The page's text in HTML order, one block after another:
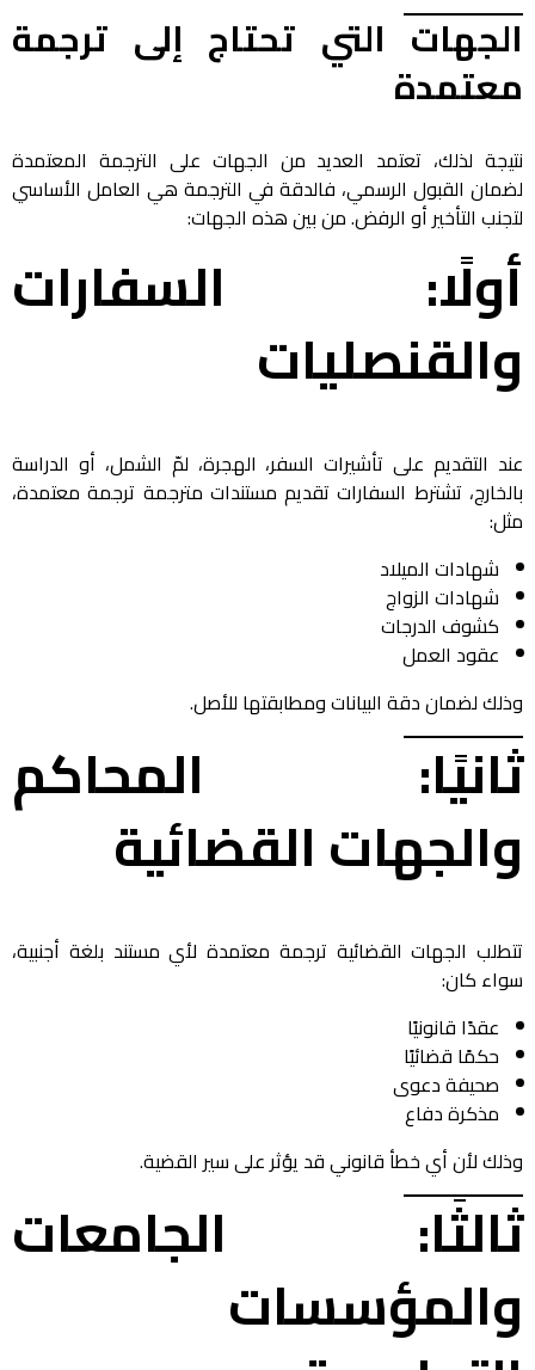
الجهات التي تحتاج إلى ترجمة
معتمدة
نتيجة لذلك، تعتمد العديد من الجهات على الترجمة المعتمدة
لضمان القبول الرسمي، فالدقة في الترجمة هي العامل الأساسي
لتجنب التأخير أو الرفض. من بين هذه الجهات:
أولًا: السفارات
والقنصليات
عند التقديم على تأشيرات السفر، الهجرة، لمّ الشمل، أو الدراسة
بالخارج، تشترط السفارات تقديم مستندات مترجمة ترجمة معتمدة،
مثل:
شهادات الميلاد
شهادات الزواج
كشوف الدرجات
عقود العمل
وذلك لضمان دقة البيانات ومطابقتها للأصل.
ثانيًا: المحاكم
والجهات القضائية
تتطلب الجهات القضائية ترجمة معتمدة لأي مستند بلغة أجنبية،
سواء كان:
عقدًا قانونيًا
حكمًا قضائيًا
صحيفة دعوى
مذكرة دفاع
وذلك لأن أي خطأ قانوني قد يؤثر على سير القضية.
ثالثًا: الجامعات
والمؤسسات